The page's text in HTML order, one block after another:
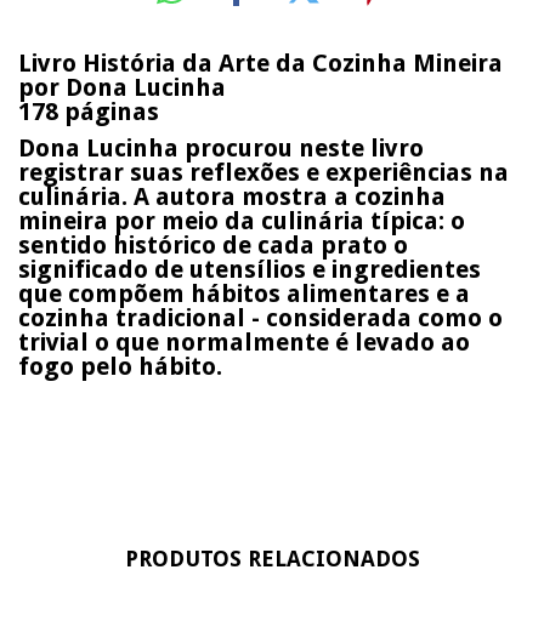
Livro História da Arte da Cozinha Mineira
por Dona Lucinha
178 páginas
Dona Lucinha procurou neste livro
registrar suas reflexões e experiências na
culinária. A autora mostra a cozinha
mineira por meio da culinária típica: o
sentido histórico de cada prato o
significado de utensílios e ingredientes
que compõem hábitos alimentares e a
cozinha tradicional - considerada como o
trivial o que normalmente é levado ao
fogo pelo hábito.
PRODUTOS RELACIONADOS